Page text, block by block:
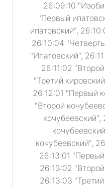
26:09:10
"Первый
ипатовский",
26:10:04
"Ипатовский",
26:11:02
"Третий
26:12:01 "Первый
"Второй
кочубеевский",
26:13:01
26:13:02
26:13:03